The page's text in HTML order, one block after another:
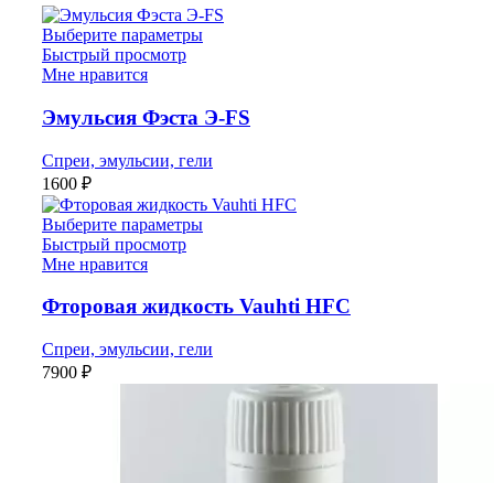
Выберите параметры
Быстрый просмотр
Мне нравится
Эмульсия Фэста Э-FS
Спреи, эмульсии, гели
1600 ₽
Выберите параметры
Быстрый просмотр
Мне нравится
Фторовая жидкость Vauhti HFC
Спреи, эмульсии, гели
7900 ₽